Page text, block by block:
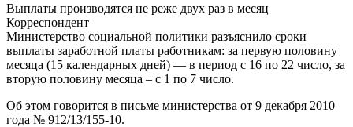
Выплаты производятся не реже двух раз в месяц
Корреспондент
Министерство социальной политики разъяснило сроки
выплаты заработной платы работникам: за первую половину
месяца (15 календарных дней) — в период с 16 по 22 число, за
вторую половину месяца – с 1 по 7 число.
Об этом говорится в письме министерства от 9 декабря 2010
года № 912/13/155-10.